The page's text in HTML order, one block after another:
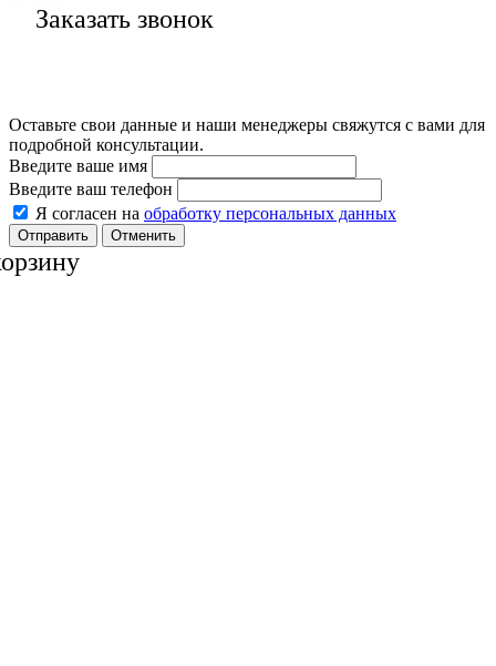
Заказать звонок
Оставьте свои данные и наши менеджеры свяжутся с вами для
подробной консультации.
Введите ваше имя
Введите ваш телефон
Я согласен на обработку персональных данных
Отменить